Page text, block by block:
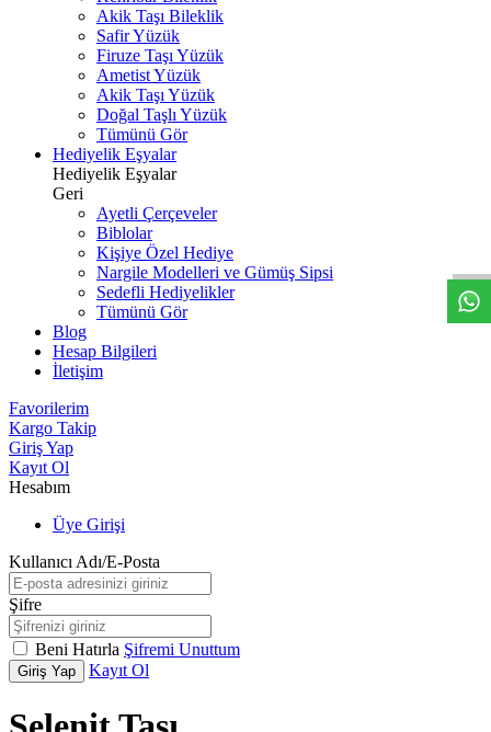
Akik Taşı Bileklik
Safir Yüzük
Firuze Taşı Yüzük
Ametist Yüzük
Akik Taşı Yüzük
Doğal Taşlı Yüzük
Tümünü Gör
Hediyelik Eşyalar
Hediyelik Eşyalar
Geri
Ayetli Çerçeveler
Biblolar
Kişiye Özel Hediye
Nargile Modelleri ve Gümüş Sipsi
Sedefli Hediyelikler
Tümünü Gör
Blog
Hesap Bilgileri
İletişim
Favorilerim
Kargo Takip
Giriş Yap
Kayıt Ol
Hesabım
Üye Girişi
Kullanıcı Adı/E-Posta
Şifre
Beni Hatırla Şifremi Unuttum
Giriş Yap Kayıt Ol